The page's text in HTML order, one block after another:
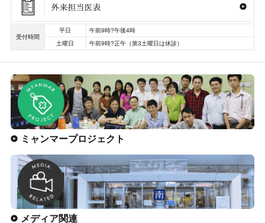
受付時間
平日
午前9時?午後4時
土曜日
午前9時?正午（第3土曜日は休診）
ミャンマープロジェクト
メディア関連